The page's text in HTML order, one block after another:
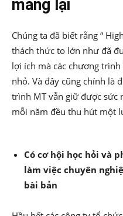
mang lại
Chúng ta đã biết rằng “
thách thức to lớn như đã
lợi ích mà các chương
nhỏ. Và đây cũng chính là
trình MT vẫn giữ được sức
mỗi năm đều thu hút một
Có cơ hội học hỏi và
làm việc chuyên
bài bản